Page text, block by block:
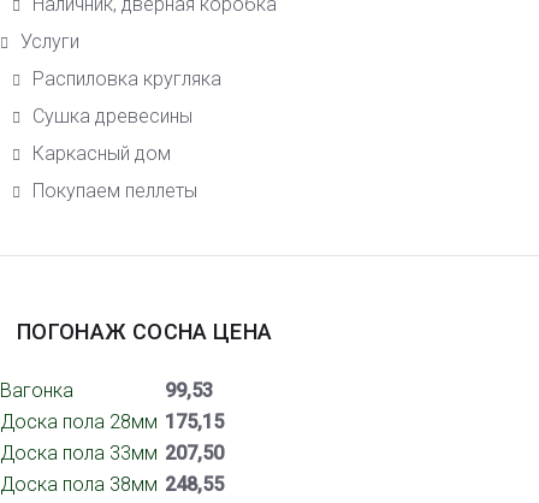
Наличник, дверная коробка
Услуги
Распиловка кругляка
Сушка древесины
Каркасный дом
Покупаем пеллеты
ПОГОНАЖ СОСНА ЦЕНА
Вагонка
99,53
Доска пола 28мм 175,15
Доска пола 33мм 207,50
Доска пола 38мм 248,55